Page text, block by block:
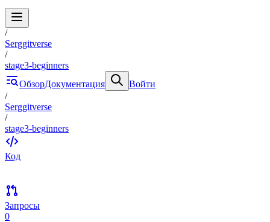
/
Serggitverse
/
stage3-beginners
ОбзорДокументация
Войти
/
Serggitverse
/
stage3-beginners
Код
Запросы
0